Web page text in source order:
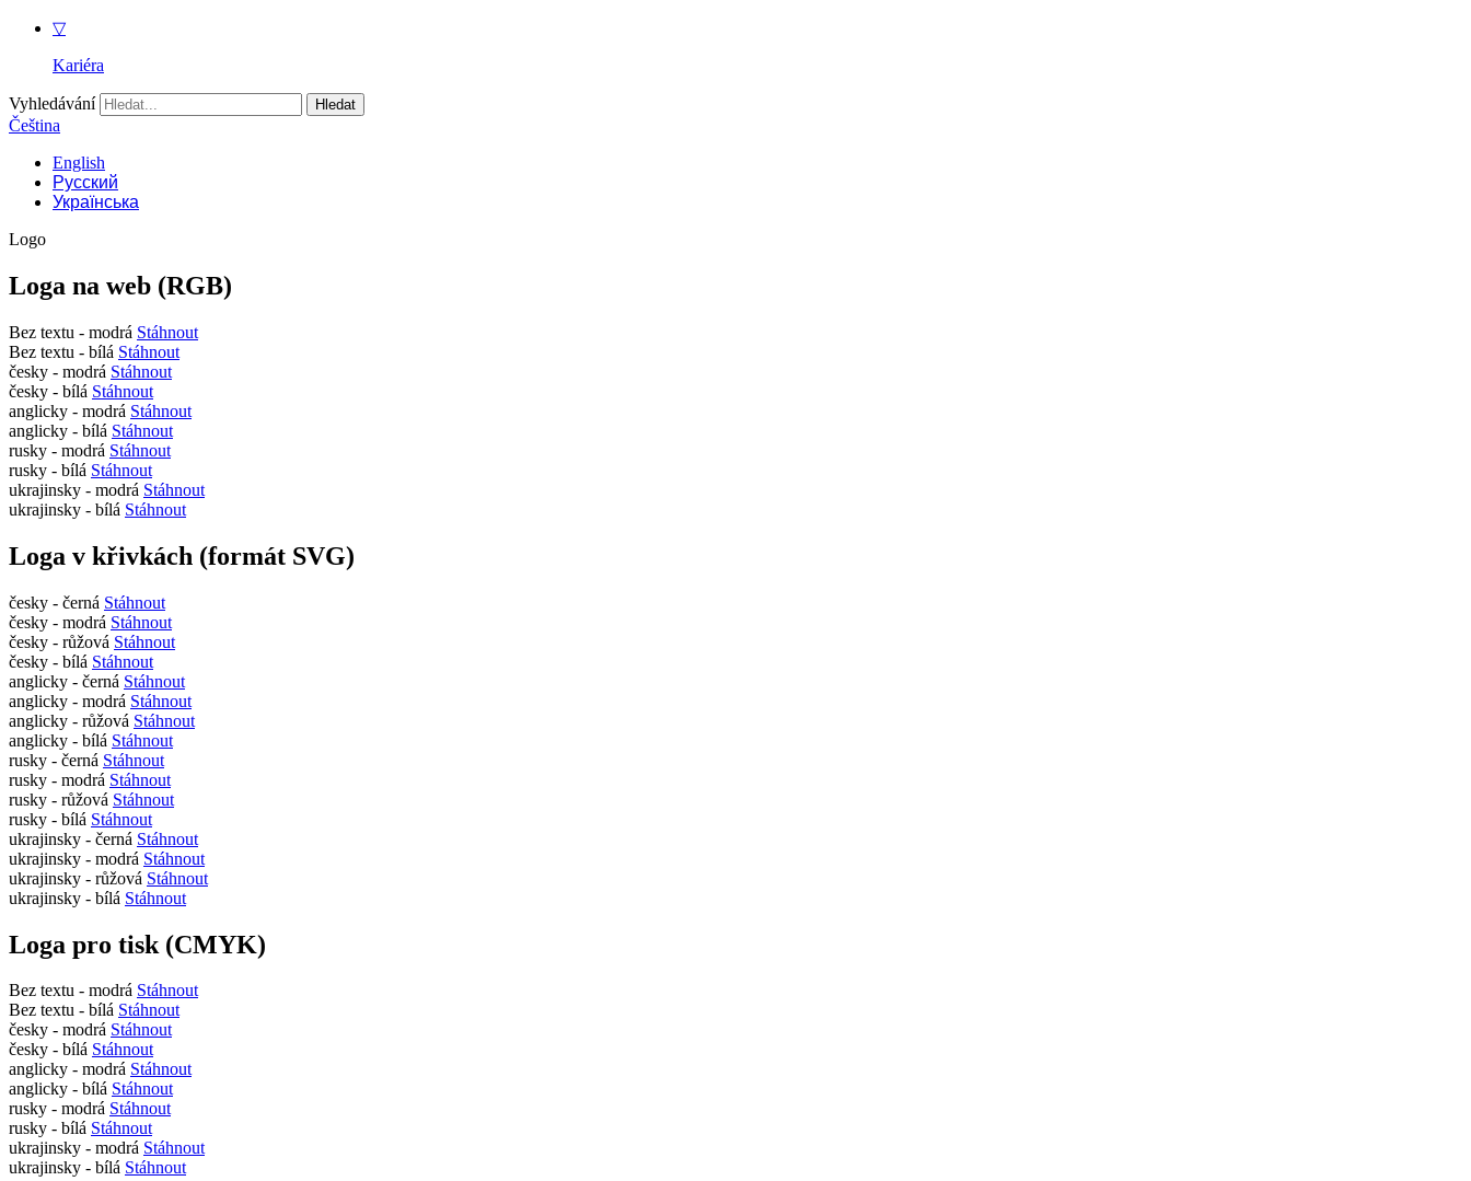
▽
Kariéra
Vyhledávání
Čeština
English
Русский
Українська
Logo
Loga na web (RGB)
Bez textu - modrá Stáhnout
Bez textu - bílá Stáhnout
česky - modrá Stáhnout
česky - bílá Stáhnout
anglicky - modrá Stáhnout
anglicky - bílá Stáhnout
rusky - modrá Stáhnout
rusky - bílá Stáhnout
ukrajinsky - modrá Stáhnout
ukrajinsky - bílá Stáhnout
Loga v křivkách (formát SVG)
česky - černá Stáhnout
česky - modrá Stáhnout
česky - růžová Stáhnout
česky - bílá Stáhnout
anglicky - černá Stáhnout
anglicky - modrá Stáhnout
anglicky - růžová Stáhnout
anglicky - bílá Stáhnout
rusky - černá Stáhnout
rusky - modrá Stáhnout
rusky - růžová Stáhnout
rusky - bílá Stáhnout
ukrajinsky - černá Stáhnout
ukrajinsky - modrá Stáhnout
ukrajinsky - růžová Stáhnout
ukrajinsky - bílá Stáhnout
Loga pro tisk (CMYK)
Bez textu - modrá Stáhnout
Bez textu - bílá Stáhnout
česky - modrá Stáhnout
česky - bílá Stáhnout
anglicky - modrá Stáhnout
anglicky - bílá Stáhnout
rusky - modrá Stáhnout
rusky - bílá Stáhnout
ukrajinsky - modrá Stáhnout
ukrajinsky - bílá Stáhnout